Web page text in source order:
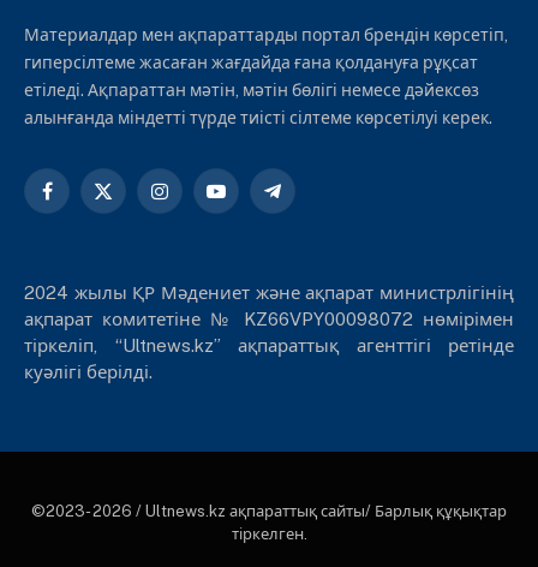
Материалдар мен ақпараттарды портал брендін көрсетіп,
гиперсілтеме жасаған жағдайда ғана қолдануға рұқсат
етіледі. Ақпараттан мәтін, мәтін бөлігі немесе дәйексөз
алынғанда міндетті түрде тиісті сілтеме көрсетілуі керек.
Facebook
X
InstagramYouTubeTelegram
2024 жылы ҚР Мәдениет және ақпарат министрлігінің
ақпарат комитетіне № KZ66VPY00098072 нөмірімен
тіркеліп, “Ultnews.kz” ақпараттық агенттігі ретінде
куәлігі берілді.
©2023- 2026 / Ultnews.kz ақпараттық сайты/ Барлық құқықтар
тіркелген.